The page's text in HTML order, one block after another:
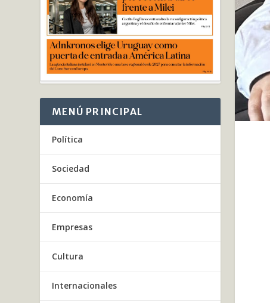
MENÚ PRINCIPAL
Política
Sociedad
Economía
Empresas
Cultura
Internacionales